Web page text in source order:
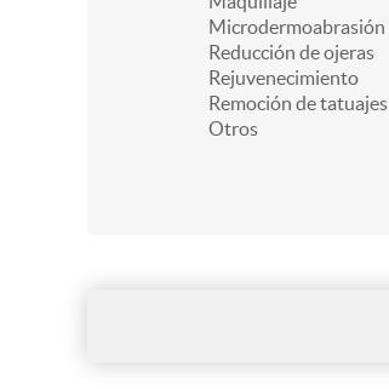
Microdermoabrasión
Reducción de ojeras
Rejuvenecimiento
Remoción de tatuajes
Otros